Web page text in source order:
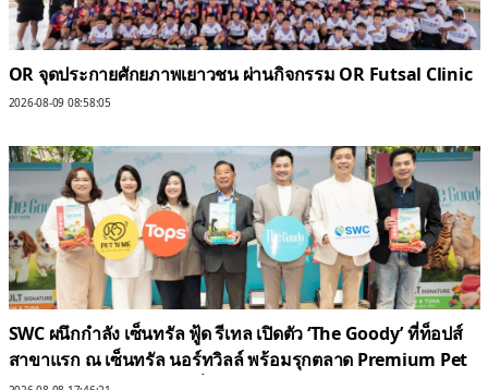
OR จุดประกายศักยภาพเยาวชน ผ่านกิจกรรม OR Futsal Clinic
2026-08-09 08:58:05